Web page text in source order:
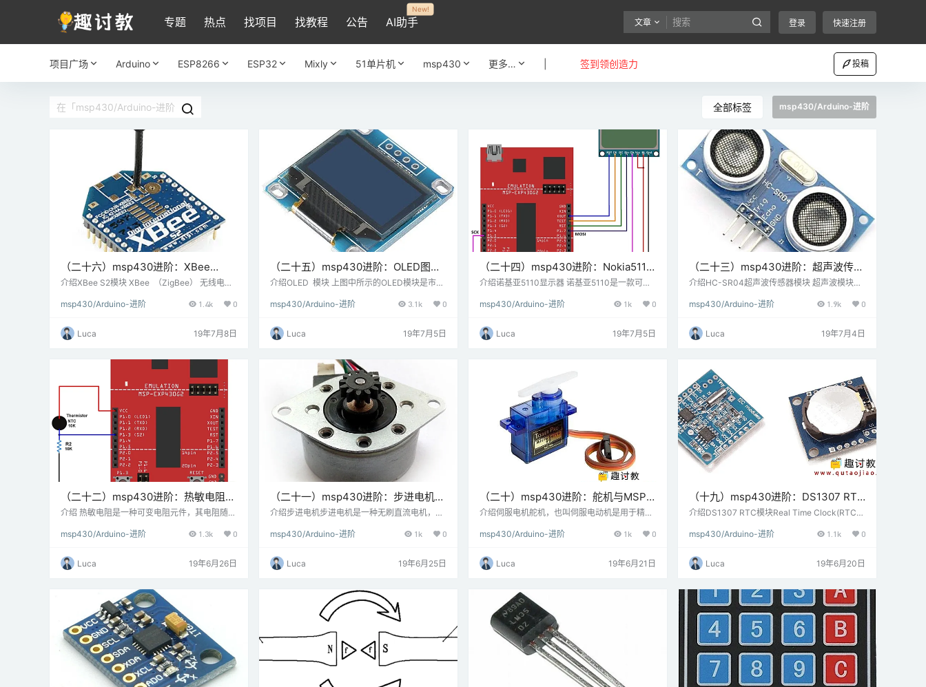
专题 热点 找项目 找教程 公告 AI助手
New!
文章 登录 快速注册
项目广场 Arduino ESP8266 ESP32 Mixly 51单片机 msp430 更多… 签到领创造力 投稿
全部标签 msp430/Arduino-进阶
（二十六）msp430进阶：XBee
S2（ZigBee）与MSP-EXP430G2 TI
介绍XBee S2模块 XBee （ZigBee） 无线电基
R-WPAN）的操作的技术标准）标准，它被设计
2.15.4的规范，用于高级通信协议，用于创
建 &…
msp430/Arduino-进阶 1.4k 0
Luca 19年7月8日
（二十五）msp430进阶：OLED图形
显示器与MSP-EXP430G2 TI
介绍OLED 模块 上图中所示的OLED模块是市场
体，具有不同的分辨率，通信协议或像素颜色。
x64点阵式OLED段的驱动IC。SSD1306拥有自
己的控制器，支持SPI和I2C通信协议。因此，市
些仅支持I2C通信，一些支持I…
msp430/Arduino-进阶 3.1k 0
Luca 19年7月5日
（二十四）msp430进阶：Nokia5110
图形显示器与MSP -EXP430G2 TI
介绍诺基亚5110显示器 诺基亚5110是一款可以
分辨率为48x84，并配有背光。它使用SPI通信
发送到显示器以控制显示输出。它有8个引
脚。 电路连接图将Nokia5110模块与MSP-EXP
msp430/Arduino-进阶 1k 0
Luca 19年7月5日
（二十三）msp430进阶：超声波传感
器HC-SR04与MSP-EXP430G2 TI
介绍HC-SR04超声波传感器模块 超声波模块H
它可用于确定物体在2 cm - 400 cm范围内的距
ho。当给Trig引脚施加10μsec或更多的脉冲时，
产生8个40kHz的脉冲。此后，模块中的控制电
msp430/Arduino-进阶 1.9k 0
Luca 19年7月4日
（二十二）msp430进阶：热敏电阻与
MSP-EXP430G2 TI Launchpad连接
介绍 热敏电阻是一种可变电阻元件，其电阻随温
热敏电阻分为PTC（正温度系数）或NTC（负温
流保护器等。 连接图连接热敏电阻与MSP-EXP
430G2 TI Launchpad 例使用热敏电阻测量温
为10kΩ意味着该热敏电阻在25°C时的电…
msp430/Arduino-进阶 1.3k 0
Luca 19年6月26日
（二十一）msp430进阶：步进电机与
MSP-EXP430G2 TI Launchpad连接
介绍步进电机步进电机是一种无刷直流电机，可
施加一定量的控制信号来旋转电动机。可以通过
图使用MSP-EXP430G2 TI Launchpad连接步
进电机 例顺时针和逆时针方向交替旋转步进电
控制该步进电机只需要四根电线。步进电机的两
msp430/Arduino-进阶 1k 0
Luca 19年6月25日
（二十）msp430进阶：舵机与MSP-
EXP430G2 TI Launchpad连接
介绍伺服电机舵机，也叫伺服电动机是用于精确
运动的应用，例如控制机械臂的情况。通过向其
通过改变PWM信号的宽度，我们可以改变电机
的旋转角度和方向。 电路图伺服电机与MSP-EX
a IDE一起…
msp430/Arduino-进阶 1k 0
Luca 19年6月21日
（十九）msp430进阶：DS1307 RTC
模块与MSP-EXP430G2 TI
介绍DS1307 RTC模块Real Time Clock(RTC）
需要首先使用当前日期和时间对其进行编程。完
间和日期。DS1307是一款适用于I2C协议的RT
C。通过访问其地址以便使用I2C通信进行读取，
RTC模块与MSP-EXP…
msp430/Arduino-进阶 1.1k 0
Luca 19年6月20日